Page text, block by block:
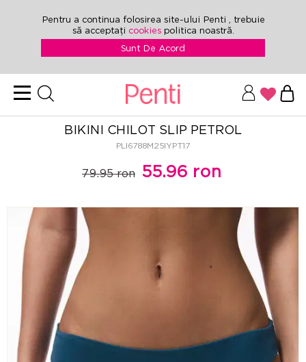
Pentru a continua folosirea site-ului Penti , trebuie
să acceptați cookies politica noastră.
Sunt De Acord
BIKINI CHILOT SLIP PETROL
PLI6788M25IYPT17
79.95 ron 55.96 ron